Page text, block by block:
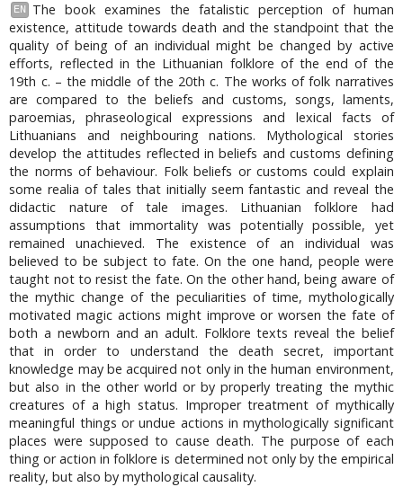
EN
The book examines the fatalistic perception of human
existence, attitude towards death and the standpoint that the
quality of being of an individual might be changed by active
efforts, reflected in the Lithuanian folklore of the end of the
19th c. – the middle of the 20th c. The works of folk narratives
are compared to the beliefs and customs, songs, laments,
paroemias, phraseological expressions and lexical facts of
Lithuanians and neighbouring nations. Mythological stories
develop the attitudes reflected in beliefs and customs defining
the norms of behaviour. Folk beliefs or customs could explain
some realia of tales that initially seem fantastic and reveal the
didactic nature of tale images. Lithuanian folklore had
assumptions that immortality was potentially possible, yet
remained unachieved. The existence of an individual was
believed to be subject to fate. On the one hand, people were
taught not to resist the fate. On the other hand, being aware of
the mythic change of the peculiarities of time, mythologically
motivated magic actions might improve or worsen the fate of
both a newborn and an adult. Folklore texts reveal the belief
that in order to understand the death secret, important
knowledge may be acquired not only in the human environment,
but also in the other world or by properly treating the mythic
creatures of a high status. Improper treatment of mythically
meaningful things or undue actions in mythologically significant
places were supposed to cause death. The purpose of each
thing or action in folklore is determined not only by the empirical
reality, but also by mythological causality.